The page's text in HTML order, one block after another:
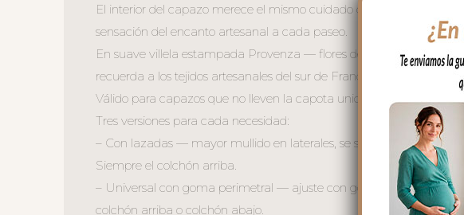
El interior del capazo merece el mismo cuidado que el exterior.
sensación del encanto artesanal a cada paseo.
En suave villela estampada Provenza — flores de tulipán
recuerda a los tejidos artesanales del sur de Francia.
Válido para capazos que no lleven la capota unida al capazo ya
Tres versiones para cada necesidad:
– Con lazadas — mayor mullido en laterales, se sujeta con lazos
Siempre el colchón arriba.
– Universal con goma perimetral — ajuste con goma en todo el
colchón arriba o colchón abajo.